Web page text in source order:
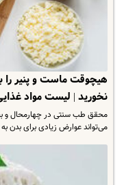
هیچوقت ماست و پنیر را
نخورید | لیست مواد
محقق طب سنتی در چهارمحال و
می‌تواند عوارض زیادی برای بدن